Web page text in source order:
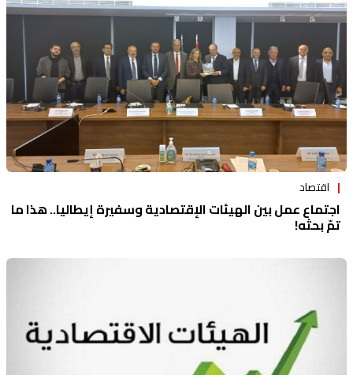
اقتصاد
اجتماع عمل بين الهيئات الإقتصادية وسفيرة إيطاليا.. هذا ما
تمّ بحثه!